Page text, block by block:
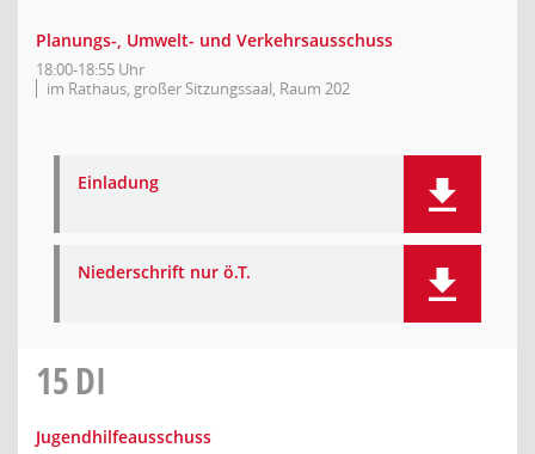
Planungs-, Umwelt- und Verkehrsausschuss
18:00-18:55 Uhr
im Rathaus, großer Sitzungssaal, Raum 202
Einladung
Niederschrift nur ö.T.
15DI
Jugendhilfeausschuss